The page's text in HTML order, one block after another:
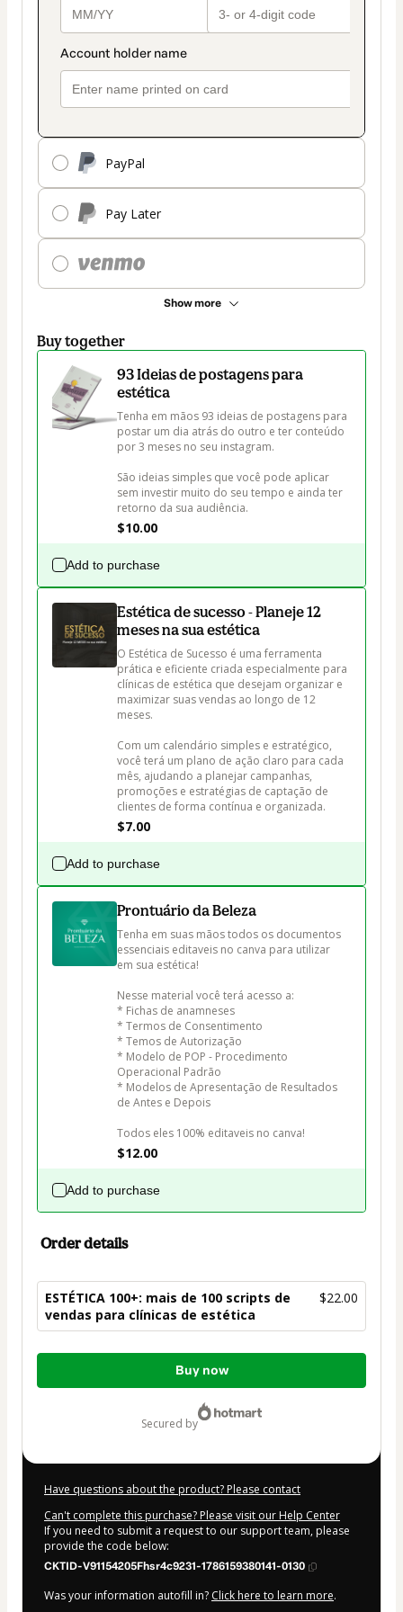
PayPal
Pay Later
Show more
Buy together
93 Ideias de postagens para
estética
Tenha em mãos 93 ideias de postagens para
postar um dia atrás do outro e ter conteúdo
por 3 meses no seu instagram.
São ideias simples que você pode aplicar
sem investir muito do seu tempo e ainda ter
retorno da sua audiência.
$10.00
Add to purchase
Estética de sucesso - Planeje 12
meses na sua estética
O Estética de Sucesso é uma ferramenta
prática e eficiente criada especialmente para
clínicas de estética que desejam organizar e
maximizar suas vendas ao longo de 12
meses.
Com um calendário simples e estratégico,
você terá um plano de ação claro para cada
mês, ajudando a planejar campanhas,
promoções e estratégias de captação de
clientes de forma contínua e organizada.
$7.00
Add to purchase
Prontuário da Beleza
Tenha em suas mãos todos os documentos
essenciais editaveis no canva para utilizar
em sua estética!
Nesse material você terá acesso a:
* Fichas de anamneses
* Termos de Consentimento
* Temos de Autorização
* Modelo de POP - Procedimento
Operacional Padrão
* Modelos de Apresentação de Resultados
de Antes e Depois
Todos eles 100% editaveis no canva!
$12.00
Add to purchase
Order details
ESTÉTICA 100+: mais de 100 scripts de
vendas para clínicas de estética
$22.00
Total
Buy now
secured by
Have questions about the product? Please contact
Can't complete this purchase? Please visit our Help Center
If you need to submit a request to our support team, please
provide the code below:
CKTID-V91154205Fhsr4c9231-1786159380141-0130
Was your information autofill in? Click here to learn more.